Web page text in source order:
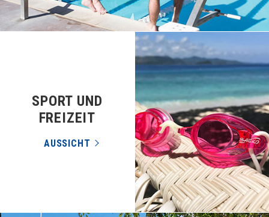
SPORT UND
FREIZEIT
AUSSICHT